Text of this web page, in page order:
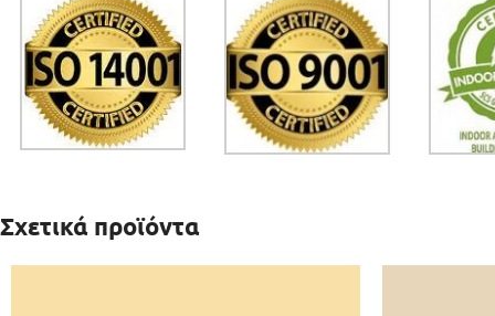
Σχετικά προϊόντα